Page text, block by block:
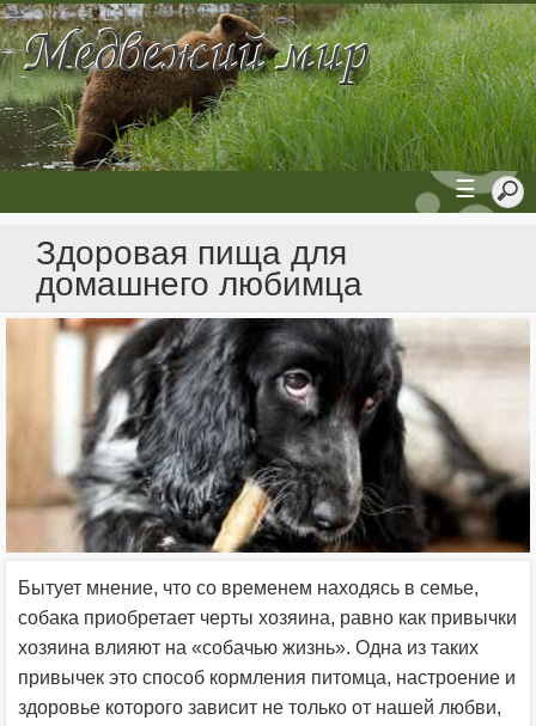
☰
Здоровая пища для
домашнего любимца
Бытует мнение, что со временем находясь в семье,
собака приобретает черты хозяина, равно как привычки
хозяина влияют на «собачью жизнь». Одна из таких
привычек это способ кормления питомца, настроение и
здоровье которого зависит не только от нашей любви,